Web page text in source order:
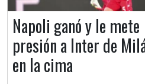
Napoli ganó y le mete
presión a Inter de
en la cima